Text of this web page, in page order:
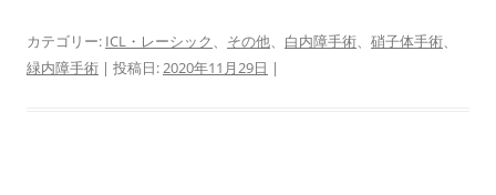
カテゴリー: ICL・レーシック、 その他、 白内障手術、 硝子体手術、
緑内障手術 | 投稿日:2020年11月29日 |